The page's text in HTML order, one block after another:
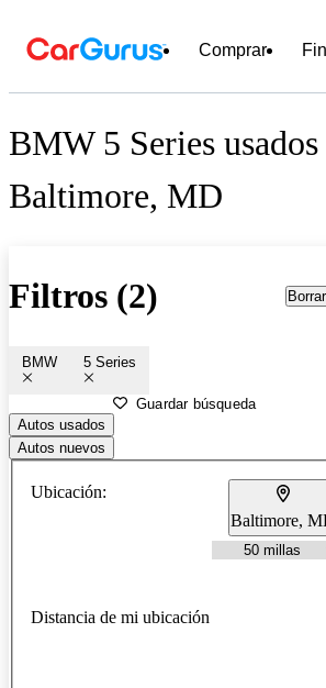
Comprar
BMW 5 Series
Baltimore, MD
Filtros (2)
BMW 5 Series
Guardar búsqueda
Autos usados
Autos nuevos
Ubicación:
Baltimore,
Distancia de mi ubicación